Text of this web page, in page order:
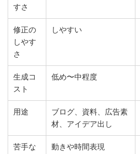
すさ
修正の
しやす
さ
しやすい
生成コ
スト
低め〜中程度
用途
ブログ、資料、広告素
材、アイデア出し
苦手な
動きや時間表現